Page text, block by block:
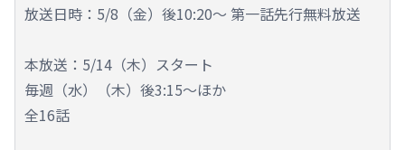
放送日時：5/8（金）後10:20～ 第一話先行無料放送
本放送：5/14（木）スタート
毎週（水）（木）後3:15～ほか
全16話